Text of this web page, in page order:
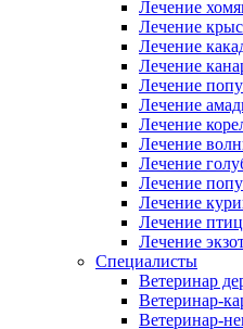
Лечение
Лечение крыс
Лечение
Лечение
Лечение
Лечение
Лечение
Лечение
Лечение
Лечение
Лечение
Лечение птиц
Лечение
Специалисты
Ветеринар
Ветеринар-
Ветеринар-